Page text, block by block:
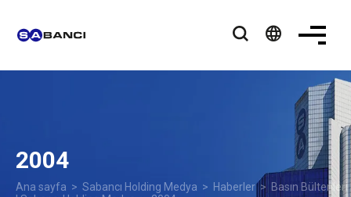
language
2004
Ana sayfa > Sabancı Holding Medya > Haberler> Basın Bültenleri